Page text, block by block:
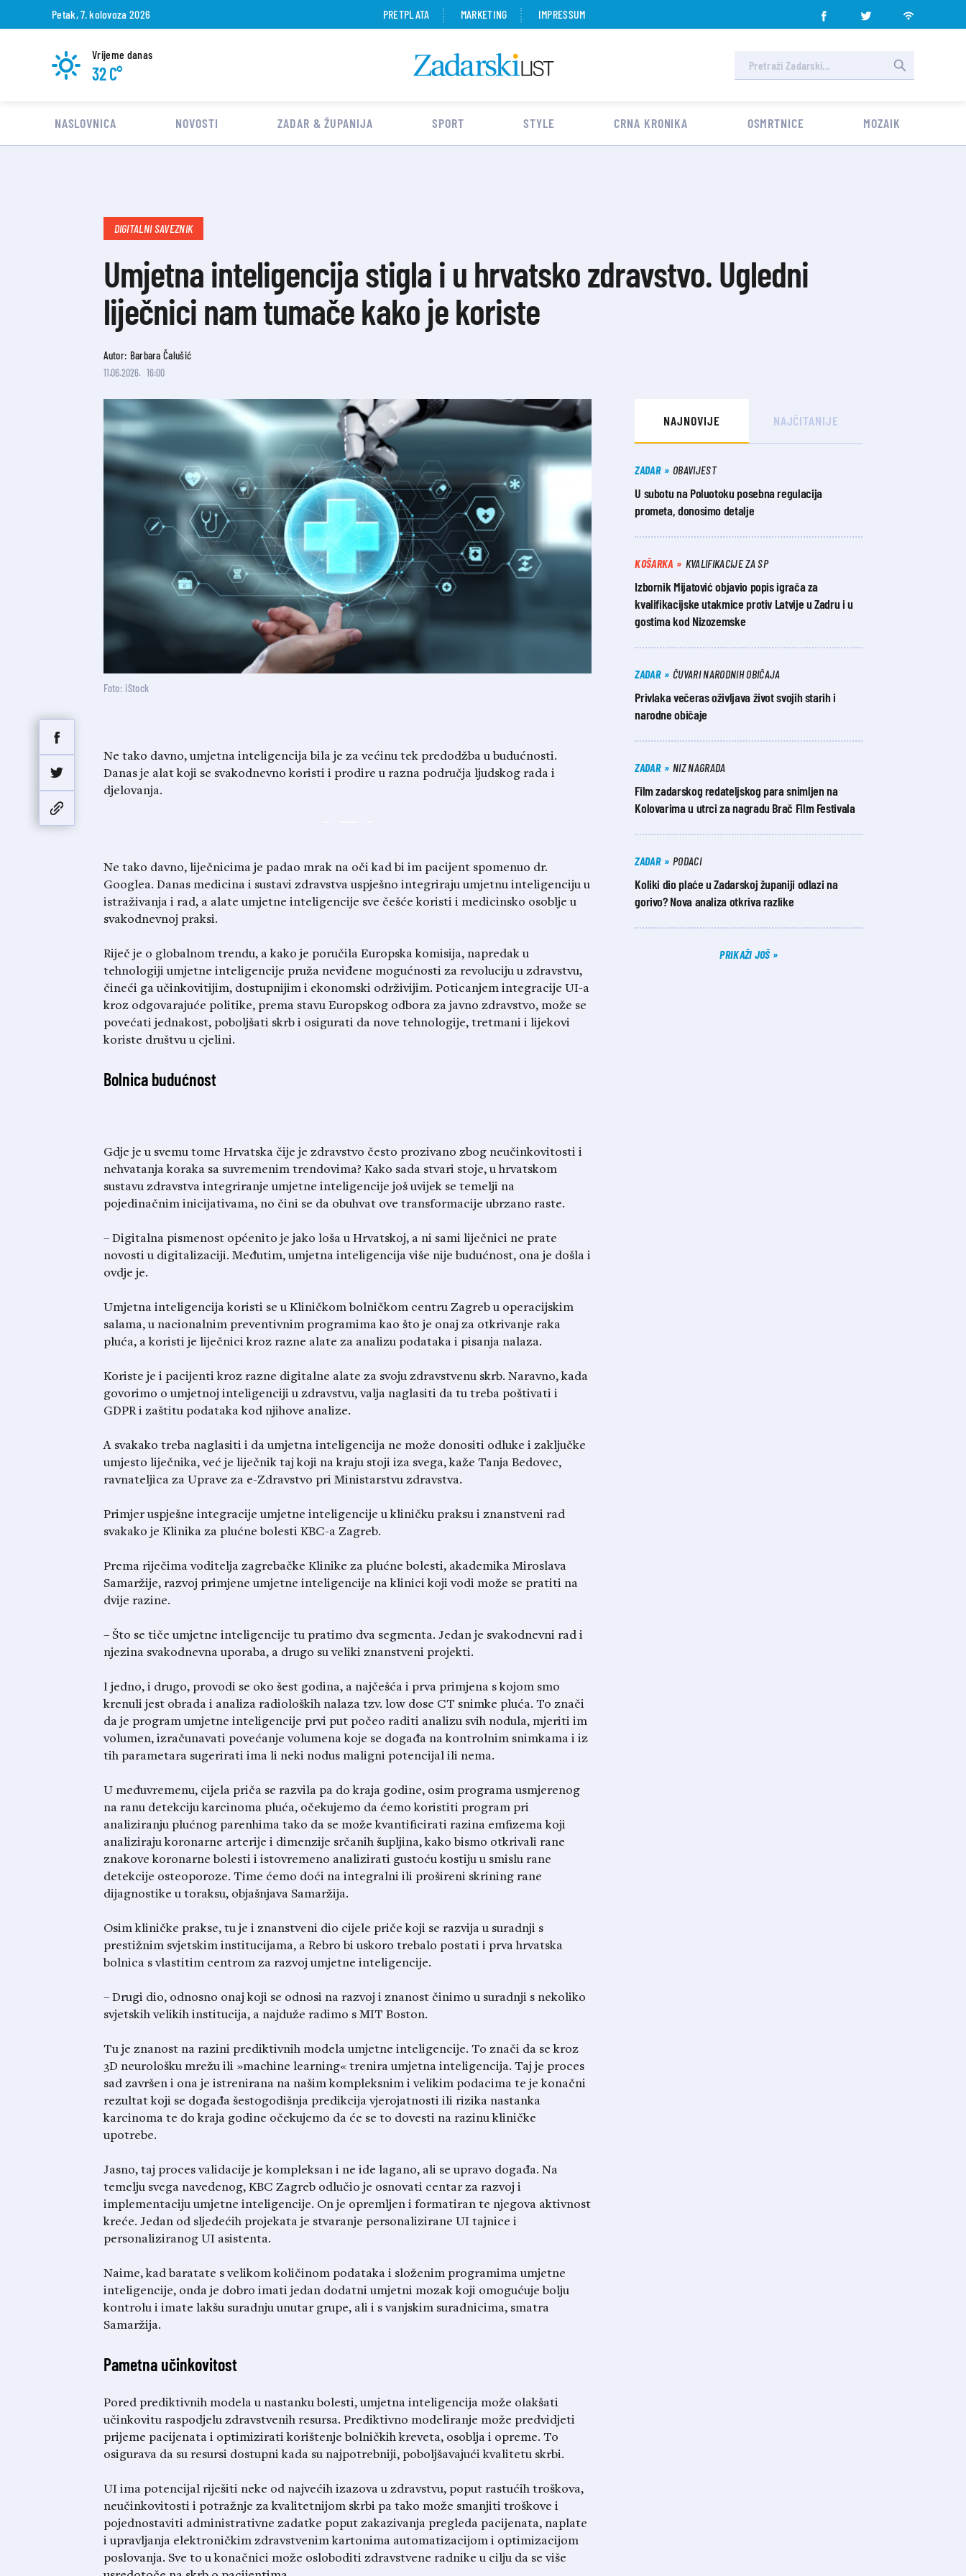
Petak, 7. kolovoza 2026 PRETPLATA MARKETING IMPRESSUM
Vrijeme danas
32 C°
NASLOVNICA NOVOSTI ZADAR & ŽUPANIJA SPORT STYLE CRNA KRONIKA OSMRTNICE MOZAIK
DIGITALNI SAVEZNIK
Umjetna inteligencija stigla i u hrvatsko zdravstvo. Ugledni
liječnici nam tumače kako je koriste
Autor: Barbara Čalušić
11.06.2026. 16:00
Foto: iStock
Ne tako davno, umjetna inteligencija bila je za većinu tek predodžba u budućnosti.
Danas je alat koji se svakodnevno koristi i prodire u razna područja ljudskog rada i
djelovanja.
Ne tako davno, liječnicima je padao mrak na oči kad bi im pacijent spomenuo dr.
Googlea. Danas medicina i sustavi zdravstva uspješno integriraju umjetnu inteligenciju u
istraživanja i rad, a alate umjetne inteligencije sve češće koristi i medicinsko osoblje u
svakodnevnoj praksi.
Riječ je o globalnom trendu, a kako je poručila Europska komisija, napredak u
tehnologiji umjetne inteligencije pruža neviđene mogućnosti za revoluciju u zdravstvu,
čineći ga učinkovitijim, dostupnijim i ekonomski održivijim. Poticanjem integracije UI-a
kroz odgovarajuće politike, prema stavu Europskog odbora za javno zdravstvo, može se
povećati jednakost, poboljšati skrb i osigurati da nove tehnologije, tretmani i lijekovi
koriste društvu u cjelini.
Bolnica budućnost
Gdje je u svemu tome Hrvatska čije je zdravstvo često prozivano zbog neučinkovitosti i
nehvatanja koraka sa suvremenim trendovima? Kako sada stvari stoje, u hrvatskom
sustavu zdravstva integriranje umjetne inteligencije još uvijek se temelji na
pojedinačnim inicijativama, no čini se da obuhvat ove transformacije ubrzano raste.
– Digitalna pismenost općenito je jako loša u Hrvatskoj, a ni sami liječnici ne prate
novosti u digitalizaciji. Međutim, umjetna inteligencija više nije budućnost, ona je došla i
ovdje je.
Umjetna inteligencija koristi se u Kliničkom bolničkom centru Zagreb u operacijskim
salama, u nacionalnim preventivnim programima kao što je onaj za otkrivanje raka
pluća, a koristi je liječnici kroz razne alate za analizu podataka i pisanja nalaza.
Koriste je i pacijenti kroz razne digitalne alate za svoju zdravstvenu skrb. Naravno, kada
govorimo o umjetnoj inteligenciji u zdravstvu, valja naglasiti da tu treba poštivati i
GDPR i zaštitu podataka kod njihove analize.
A svakako treba naglasiti i da umjetna inteligencija ne može donositi odluke i zaključke
umjesto liječnika, već je liječnik taj koji na kraju stoji iza svega, kaže Tanja Bedovec,
ravnateljica za Uprave za e-Zdravstvo pri Ministarstvu zdravstva.
Primjer uspješne integracije umjetne inteligencije u kliničku praksu i znanstveni rad
svakako je Klinika za plućne bolesti KBC-a Zagreb.
Prema riječima voditelja zagrebačke Klinike za plućne bolesti, akademika Miroslava
Samaržije, razvoj primjene umjetne inteligencije na klinici koji vodi može se pratiti na
dvije razine.
– Što se tiče umjetne inteligencije tu pratimo dva segmenta. Jedan je svakodnevni rad i
njezina svakodnevna uporaba, a drugo su veliki znanstveni projekti.
I jedno, i drugo, provodi se oko šest godina, a najčešća i prva primjena s kojom smo
krenuli jest obrada i analiza radioloških nalaza tzv. low dose CT snimke pluća. To znači
da je program umjetne inteligencije prvi put počeo raditi analizu svih nodula, mjeriti im
volumen, izračunavati povećanje volumena koje se događa na kontrolnim snimkama i iz
tih parametara sugerirati ima li neki nodus maligni potencijal ili nema.
U međuvremenu, cijela priča se razvila pa do kraja godine, osim programa usmjerenog
na ranu detekciju karcinoma pluća, očekujemo da ćemo koristiti program pri
analiziranju plućnog parenhima tako da se može kvantificirati razina emfizema koji
analiziraju koronarne arterije i dimenzije srčanih šupljina, kako bismo otkrivali rane
znakove koronarne bolesti i istovremeno analizirati gustoću kostiju u smislu rane
detekcije osteoporoze. Time ćemo doći na integralni ili prošireni skrining rane
dijagnostike u toraksu, objašnjava Samaržija.
Osim kliničke prakse, tu je i znanstveni dio cijele priče koji se razvija u suradnji s
prestižnim svjetskim institucijama, a Rebro bi uskoro trebalo postati i prva hrvatska
bolnica s vlastitim centrom za razvoj umjetne inteligencije.
– Drugi dio, odnosno onaj koji se odnosi na razvoj i znanost činimo u suradnji s nekoliko
svjetskih velikih institucija, a najduže radimo s MIT Boston.
Tu je znanost na razini prediktivnih modela umjetne inteligencije. To znači da se kroz
3D neurološku mrežu ili »machine learning« trenira umjetna inteligencija. Taj je proces
sad završen i ona je istrenirana na našim kompleksnim i velikim podacima te je konačni
rezultat koji se događa šestogodišnja predikcija vjerojatnosti ili rizika nastanka
karcinoma te do kraja godine očekujemo da će se to dovesti na razinu kliničke
upotrebe.
Jasno, taj proces validacije je kompleksan i ne ide lagano, ali se upravo događa. Na
temelju svega navedenog, KBC Zagreb odlučio je osnovati centar za razvoj i
implementaciju umjetne inteligencije. On je opremljen i formatiran te njegova aktivnost
kreće. Jedan od sljedećih projekata je stvaranje personalizirane UI tajnice i
personaliziranog UI asistenta.
Naime, kad baratate s velikom količinom podataka i složenim programima umjetne
inteligencije, onda je dobro imati jedan dodatni umjetni mozak koji omogućuje bolju
kontrolu i imate lakšu suradnju unutar grupe, ali i s vanjskim suradnicima, smatra
Samaržija.
Pametna učinkovitost
Pored prediktivnih modela u nastanku bolesti, umjetna inteligencija može olakšati
učinkovitu raspodjelu zdravstvenih resursa. Prediktivno modeliranje može predvidjeti
prijeme pacijenata i optimizirati korištenje bolničkih kreveta, osoblja i opreme. To
osigurava da su resursi dostupni kada su najpotrebniji, poboljšavajući kvalitetu skrbi.
UI ima potencijal riješiti neke od najvećih izazova u zdravstvu, poput rastućih troškova,
neučinkovitosti i potražnje za kvalitetnijom skrbi pa tako može smanjiti troškove i
pojednostaviti administrativne zadatke poput zakazivanja pregleda pacijenata, naplate
i upravljanja elektroničkim zdravstvenim kartonima automatizacijom i optimizacijom
poslovanja. Sve to u konačnici može osloboditi zdravstvene radnike u cilju da se više
NAJNOVIJE NAJČITANIJE
ZADAR OBAVIJEST
U subotu na Poluotoku posebna regulacija
prometa, donosimo detalje
KOŠARKA KVALIFIKACIJE ZA SP
Izbornik Mijatović objavio popis igrača za
kvalifikacijske utakmice protiv Latvije u Zadru i u
gostima kod Nizozemske
ZADAR ČUVARI NARODNIH OBIČAJA
Privlaka večeras oživljava život svojih starih i
narodne običaje
ZADAR NIZ NAGRADA
Film zadarskog redateljskog para snimljen na
Kolovarima u utrci za nagradu Brač Film Festivala
ZADAR PODACI
Koliki dio plaće u Zadarskoj županiji odlazi na
gorivo? Nova analiza otkriva razlike​
PRIKAŽI JOŠ